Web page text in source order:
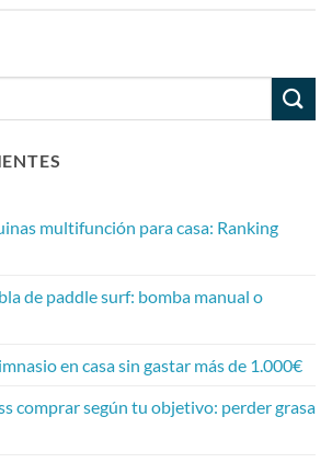
multifunción para casa: Ranking
de paddle surf: bomba manual o
en casa sin gastar más de 1.000€
comprar según tu objetivo: perder grasa